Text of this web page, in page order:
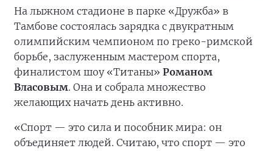
На лыжном стадионе в парке «Дружба» в
Тамбове состоялась зарядка с двукратным
олимпийским чемпионом по греко-римской
борьбе, заслуженным мастером спорта,
финалистом шоу «Титаны» Романом
Власовым. Она и собрала множество
желающих начать день активно.
«Спорт — это сила и пособник мира: он
объединяет людей. Считаю, что спорт — это